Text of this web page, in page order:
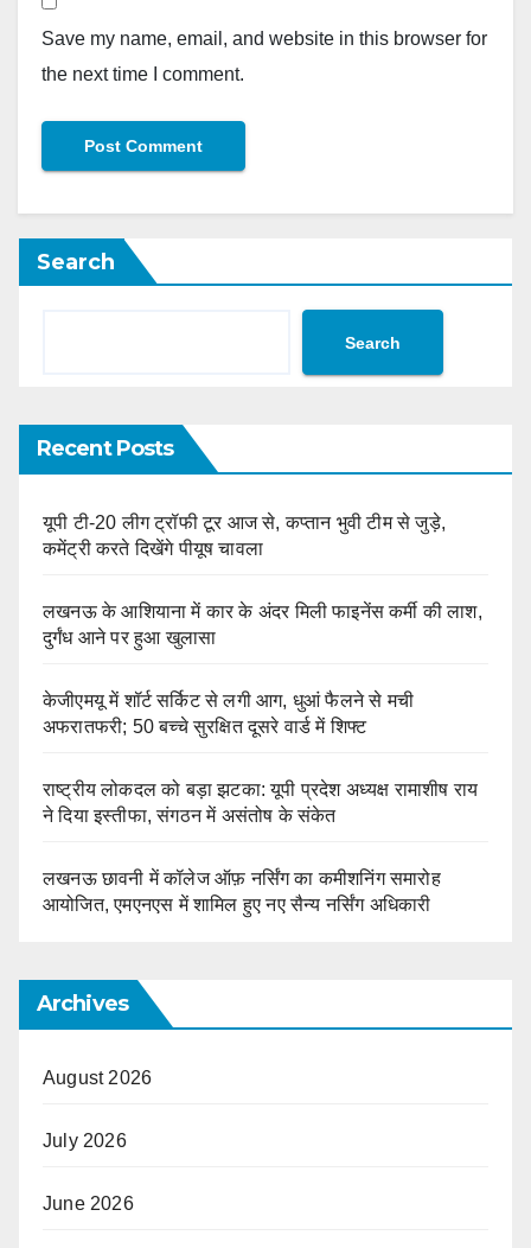
Save my name, email, and website in this browser for
the next time I comment.
Search
Search
Recent Posts
यूपी टी-20 लीग ट्रॉफी टूर आज से, कप्तान भुवी टीम से जुड़े,
कमेंट्री करते दिखेंगे पीयूष चावला
लखनऊ के आशियाना में कार के अंदर मिली फाइनेंस कर्मी की लाश,
दुर्गंध आने पर हुआ खुलासा
केजीएमयू में शॉर्ट सर्किट से लगी आग, धुआं फैलने से मची
अफरातफरी; 50 बच्चे सुरक्षित दूसरे वार्ड में शिफ्ट
राष्ट्रीय लोकदल को बड़ा झटका: यूपी प्रदेश अध्यक्ष रामाशीष राय
ने दिया इस्तीफा, संगठन में असंतोष के संकेत
लखनऊ छावनी में कॉलेज ऑफ़ नर्सिंग का कमीशनिंग समारोह
आयोजित, एमएनएस में शामिल हुए नए सैन्य नर्सिंग अधिकारी
Archives
August 2026
July 2026
June 2026